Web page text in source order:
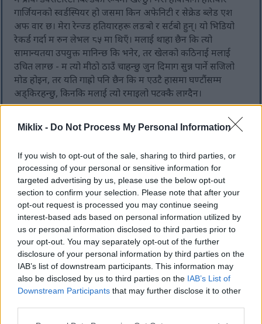
Miklix - Do Not Process My Personal Information
If you wish to opt-out of the sale, sharing to third parties, or
processing of your personal or sensitive information for
targeted advertising by us, please use the below opt-out
section to confirm your selection. Please note that after your
opt-out request is processed you may continue seeing
interest-based ads based on personal information utilized by
us or personal information disclosed to third parties prior to
your opt-out. You may separately opt-out of the further
disclosure of your personal information by third parties on the
IAB’s list of downstream participants. This information may
also be disclosed by us to third parties on the IAB’s List of
Downstream Participants that may further disclose it to other
गार्जियनको स्वर्डस्पियर हो जसमा किन अफेनिटी र सेक्रेड ब्लेड एश
अफ वार छ। मेरा रेन्ज्ड हतियारहरू लङबो र सर्टबो हुन्। यो भिडियो
रेकर्ड गर्दा म रुन लेभल ८५ मा थिएँ। मलाई थाहा छैन कि त्यो
सामान्यतया उपयुक्त मानिन्छ कि भनेर, तर खेलको कठिनाई मलाई
उचित लाग्छ - म त्यो मीठो ठाउँ चाहन्छु जुन दिमाग सुन्न पार्ने सजिलो
मोड होइन, तर यति गाह्रो पनि छैन कि म एउटै हासमा घण्टौंसम्म
अड्किरहन्छु, किनकि मलाई त्यो रमाइलो पटक्कै लाग्दैन।
जे भए पनि, यो Valiant Gargoyles भिडियोको अन्त्य यही हो।
हेर्नुभएकोमा धन्यवाद। थप भिडियोहरूको लागि च्यानल वा
उत्कृष्ट हुने विचार पनि गर्न सक्नुहुन्छ।
अर्को पटक सम्म, रमाइलो र रमाइलो गेमिङ गर्नुहोस्!
यदि तपाईंलाई यो भिडियो मन पर्यो भने, कृपयाYouTubeमा लाइक
र सब्सक्राइब गरेर पूर्ण रूपमा उत्कृष्ट हुने विचार गर्नुहोस् :-)
यो हाकिमको लडाईबाट प्रेरित फ्यान कला